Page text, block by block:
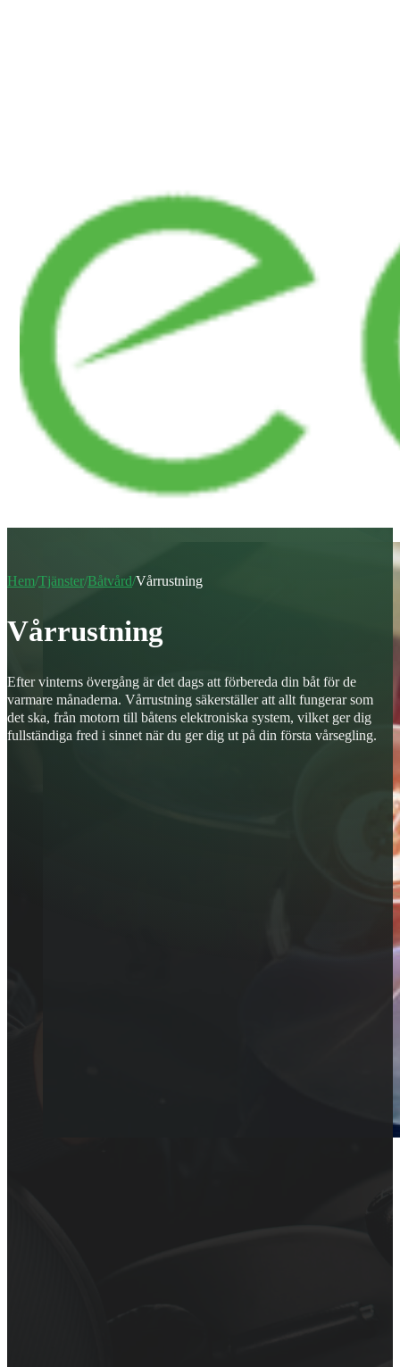
Hem/Tjänster/Båtvård/Vårrustning
Vårrustning
Efter vinterns övergång är det dags att förbereda din båt för de
varmare månaderna. Vårrustning säkerställer att allt fungerar som
det ska, från motorn till båtens elektroniska system, vilket ger dig
fullständiga fred i sinnet när du ger dig ut på din första vårsegling.